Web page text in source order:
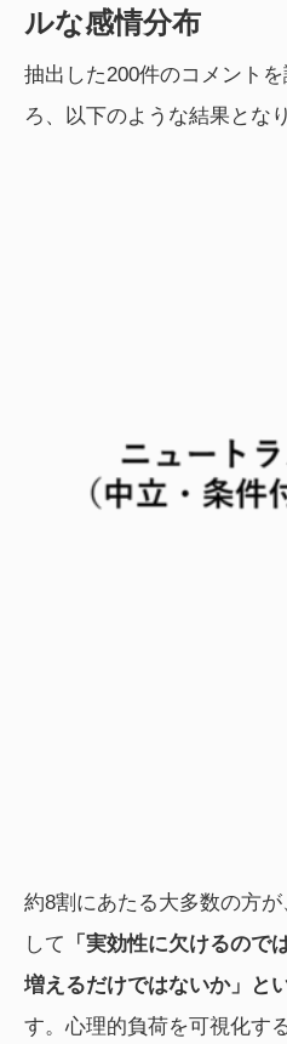
ルな感情分布
抽出した200件のコメント
ろ、以下のような結果とな
約8割にあたる大多数の方
して
「実効性に欠けるので
増えるだけではないか」と
す。心理的負荷を可視化す